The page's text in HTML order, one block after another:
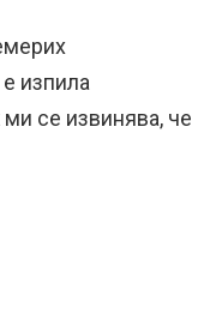
изпила
ми се извинява, че